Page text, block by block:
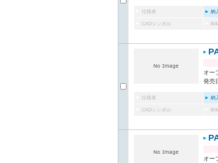
仕様表 納
CADシンボル
オー
発売
仕様表 納
CADシンボル
オー